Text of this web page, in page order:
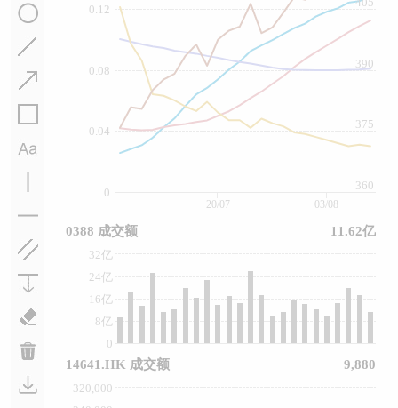
0
0.04
0.08
0.12
360
375
390
0
8亿
16亿
24亿
32亿
320,000
20/07 03/08
0388 成交额 11.62亿
14641.HK 成交额 9,880